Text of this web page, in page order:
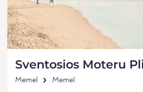
Sventosios Moteru
Memel Memel